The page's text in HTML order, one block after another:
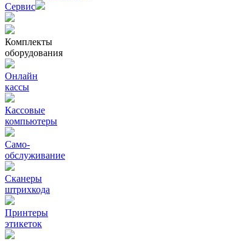
Сервис
Комплекты
оборудования
Онлайн
кассы
Кассовые
компьютеры
Само-
обслуживание
Сканеры
штрихкода
Принтеры
этикеток